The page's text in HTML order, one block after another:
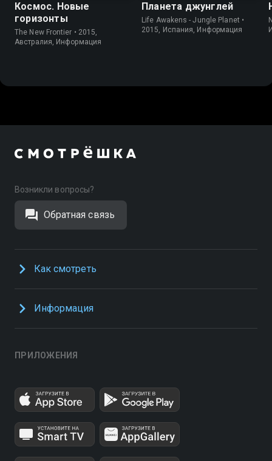
Космос. Новые
горизонты
The New Frontier • 2015,
Австралия, Информация
Планета джунглей
Life Awakens - Jungle Planet •
2015, Испания, Информация
Возникли вопросы?
Обратная связь
Как смотреть
Информация
ПРИЛОЖЕНИЯ